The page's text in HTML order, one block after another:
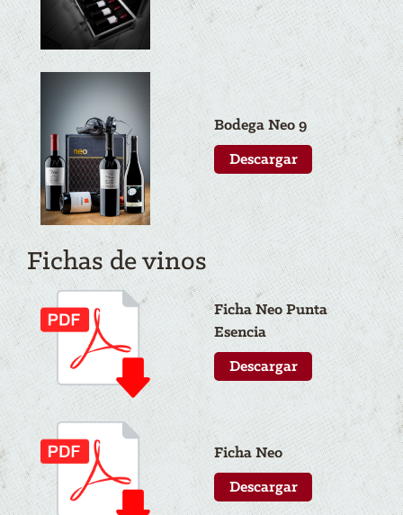
Bodega Neo9
Descargar
Fichas de vinos
Ficha NeoPunta
Esencia
Descargar
Ficha Neo
Descargar